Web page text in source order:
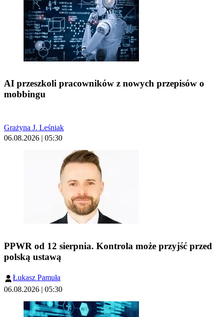
AI przeszkoli pracowników z nowych przepisów o
mobbingu
Grażyna J. Leśniak
06.08.2026 | 05:30
PPWR od 12 sierpnia. Kontrola może przyjść przed
polską ustawą
Łukasz Pamuła
06.08.2026 | 05:30